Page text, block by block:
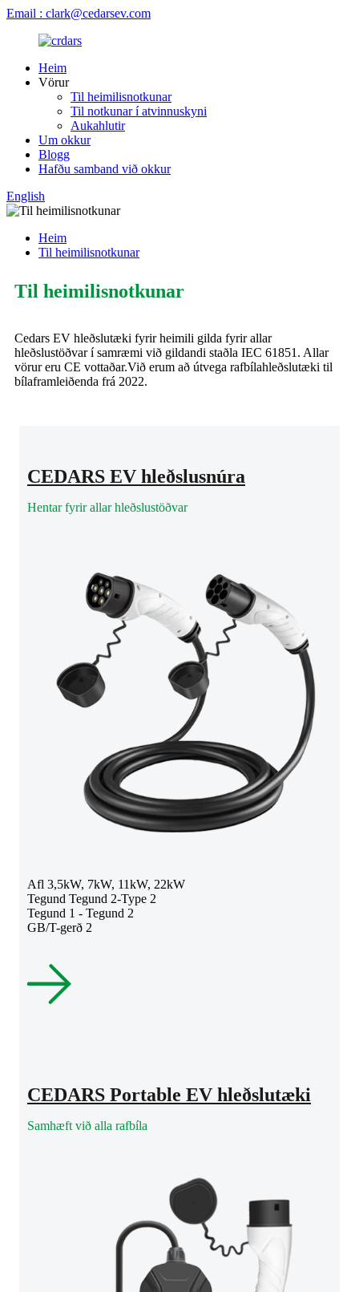
Email : clark@cedarsev.com
Heim
Vörur
Til heimilisnotkunar
Til notkunar í atvinnuskyni
Aukahlutir
Um okkur
Blogg
Hafðu samband við okkur
English
Heim
Til heimilisnotkunar
Til heimilisnotkunar
Cedars EV hleðslutæki fyrir heimili gilda fyrir allar
hleðslustöðvar í samræmi við gildandi staðla IEC 61851. Allar
vörur eru CE vottaðar.Við erum að útvega rafbílahleðslutæki til
bílaframleiðenda frá 2022.
CEDARS EV hleðslusnúra
Hentar fyrir allar hleðslustöðvar
Afl 3,5kW, 7kW, 11kW, 22kW
Tegund Tegund 2-Type 2
Tegund 1 - Tegund 2
GB/T-gerð 2
CEDARS Portable EV hleðslutæki
Samhæft við alla rafbíla